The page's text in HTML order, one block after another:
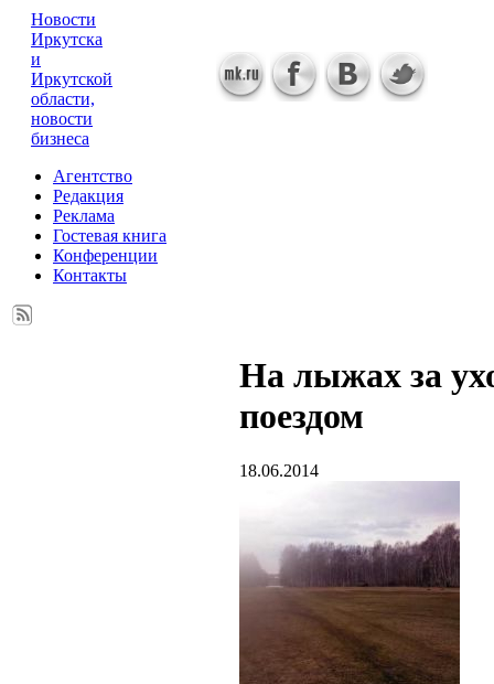
Новости
Иркутска
и
Иркутской
области,
новости
бизнеса
Агентство
Редакция
Реклама
Гостевая книга
Конференции
Контакты
На лыжах за
поездом
18.06.2014